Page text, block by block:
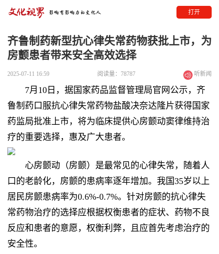
打开
齐鲁制药新型抗心律失常药物获批上市，为
房颤患者带来安全高效选择
2025-07-11 16:59 阅读量：78787 听新闻
7月10日，据国家药品监督管理局官网公示，齐
鲁制药口服抗心律失常药物盐酸决奈达隆片获得国家
药监局批准上市，将为临床提供心房颤动窦律维持治
疗的重要选择，惠及广大患者。
心房颤动（房颤）是最常见的心律失常，随着人
口的老龄化，房颤的患病率逐年增加。我国35岁以上
居民房颤患病率为0.6%-0.7%。针对房颤的抗心律失
常药物治疗的选择应根据权衡患者的症状、药物不良
反应和患者的意愿，权衡利弊，且应首先考虑治疗的
安全性。